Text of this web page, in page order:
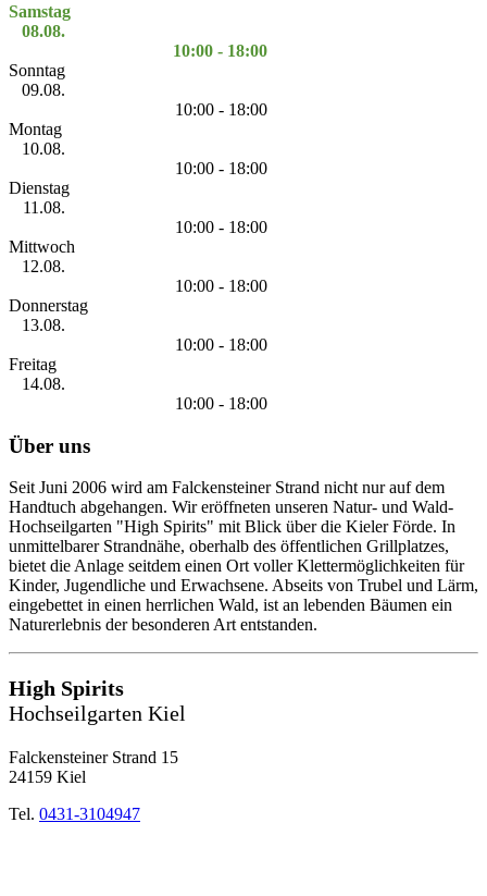
Samstag
08.08.
10:00 - 18:00
Sonntag
09.08.
10:00 - 18:00
Montag
10.08.
10:00 - 18:00
Dienstag
11.08.
10:00 - 18:00
Mittwoch
12.08.
10:00 - 18:00
Donnerstag
13.08.
10:00 - 18:00
Freitag
14.08.
10:00 - 18:00
Über uns
Seit Juni 2006 wird am Falckensteiner Strand nicht nur auf dem
Handtuch abgehangen. Wir eröffneten unseren Natur- und Wald-
Hochseilgarten "High Spirits" mit Blick über die Kieler Förde. In
unmittelbarer Strandnähe, oberhalb des öffentlichen Grillplatzes,
bietet die Anlage seitdem einen Ort voller Klettermöglichkeiten für
Kinder, Jugendliche und Erwachsene. Abseits von Trubel und Lärm,
eingebettet in einen herrlichen Wald, ist an lebenden Bäumen ein
Naturerlebnis der besonderen Art entstanden.
High Spirits
Hochseilgarten Kiel
Falckensteiner Strand 15
24159 Kiel
Tel. 0431-3104947